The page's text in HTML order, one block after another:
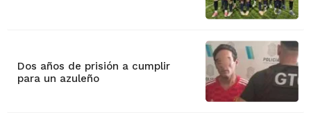
Dos años de prisión a cumplir
para un azuleño